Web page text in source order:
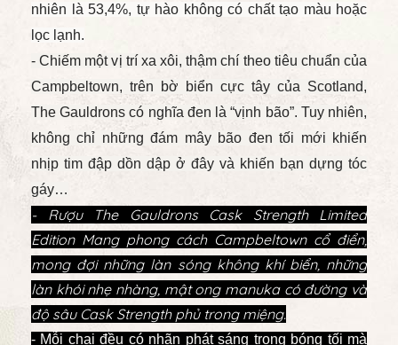
nhiên là 53,4%, tự hào không có chất tạo màu hoặc
lọc lạnh.
- Chiếm một vị trí xa xôi, thậm chí theo tiêu chuẩn của
Campbeltown, trên bờ biển cực tây của Scotland,
The Gauldrons có nghĩa đen là “vịnh bão”. Tuy nhiên,
không chỉ những đám mây bão đen tối mới khiến
nhịp tim đập dồn dập ở đây và khiến bạn dựng tóc
gáy…
- Rượu The Gauldrons Cask Strength Limited
Edition Mang phong cách Campbeltown cổ điển,
mong đợi những làn sóng không khí biển, những
làn khói nhẹ nhàng, mật ong manuka có đường và
độ sâu Cask Strength phủ trong miệng.
- Mỗi chai đều có nhãn phát sáng trong bóng tối mà